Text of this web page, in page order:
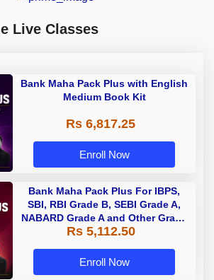
Live Classes
Bank Maha Pack Plus with English
Medium Book Kit
Rs 6,817.25
Enroll Now
Bank Maha Pack Plus For IBPS,
SBI, RBI Grade B, SEBI Grade A,
NABARD Grade A and Other Grade
A & Grade B Bank Exams
Rs 5,112.50
Enroll Now